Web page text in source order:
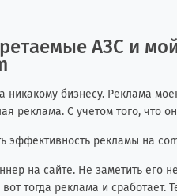
АЗС и
бизнесу. Реклама
реклама. С учетом того, что
эффективность рекламы на
на сайте. Не заметить его
тогда реклама и